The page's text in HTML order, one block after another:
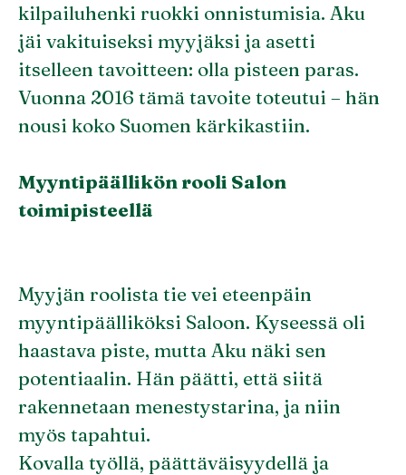
kilpailuhenki ruokki onnistumisia. Aku
jäi vakituiseksi myyjäksi ja asetti
itselleen tavoitteen: olla pisteen paras.
Vuonna 2016 tämä tavoite toteutui – hän
nousi koko Suomen kärkikastiin.
Myyntipäällikön rooli Salon
toimipisteellä
Myyjän roolista tie vei eteenpäin
myyntipäälliköksi Saloon. Kyseessä oli
haastava piste, mutta Aku näki sen
potentiaalin. Hän päätti, että siitä
rakennetaan menestystarina, ja niin
myös tapahtui.
Kovalla työllä, päättäväisyydellä ja